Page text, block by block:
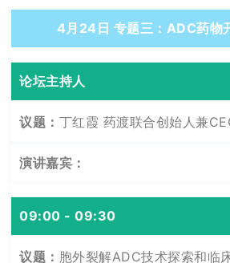
4月24日 专题三：ADC药物
论坛主持人
丁红霞 药渡联合创始人兼
09:00 - 09:30
胞外裂解ADC技术探索和临